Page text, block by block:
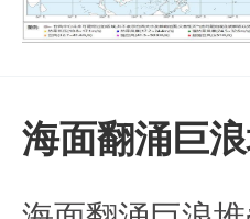
海面翻涌巨